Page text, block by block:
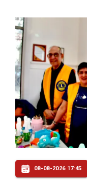
08-08-2026 17:45